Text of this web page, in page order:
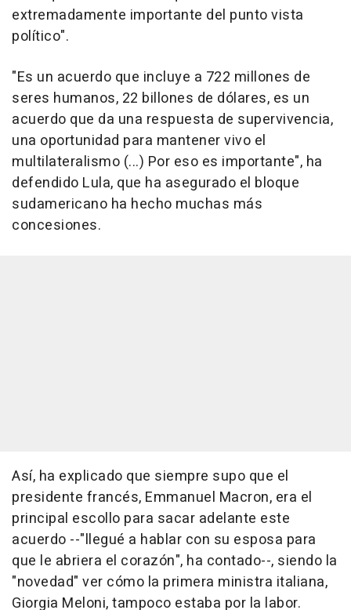
extremadamente importante del punto vista
político".
"Es un acuerdo que incluye a 722 millones de
seres humanos, 22 billones de dólares, es un
acuerdo que da una respuesta de supervivencia,
una oportunidad para mantener vivo el
multilateralismo (...) Por eso es importante", ha
defendido Lula, que ha asegurado el bloque
sudamericano ha hecho muchas más
concesiones.
Así, ha explicado que siempre supo que el
presidente francés, Emmanuel Macron, era el
principal escollo para sacar adelante este
acuerdo --"llegué a hablar con su esposa para
que le abriera el corazón", ha contado--, siendo la
"novedad" ver cómo la primera ministra italiana,
Giorgia Meloni, tampoco estaba por la labor.